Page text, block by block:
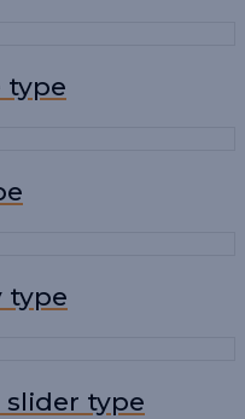
type
type
slider type